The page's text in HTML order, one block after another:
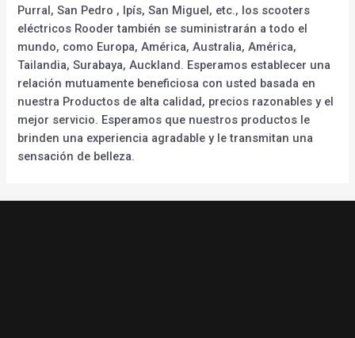
Purral, San Pedro , Ipís, San Miguel, etc., los scooters
eléctricos Rooder también se suministrarán a todo el
mundo, como Europa, América, Australia, América,
Tailandia, Surabaya, Auckland. Esperamos establecer una
relación mutuamente beneficiosa con usted basada en
nuestra Productos de alta calidad, precios razonables y el
mejor servicio. Esperamos que nuestros productos le
brinden una experiencia agradable y le transmitan una
sensación de belleza.